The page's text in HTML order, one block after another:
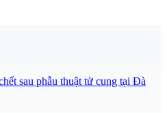
sau phẫu thuật tử cung tại Đà